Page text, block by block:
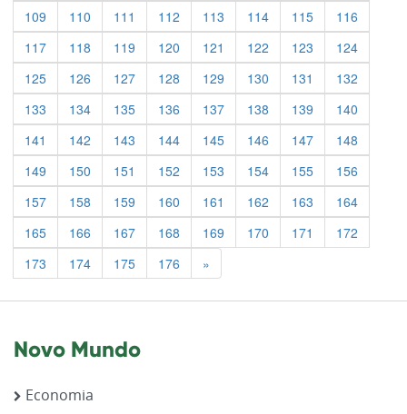
109
110 111 112 113 114 115
116
117
118 119 120 121 122 123
124
125
126 127 128 129 130 131
132
133
134 135 136 137 138 139
140
141
142 143 144 145 146 147
148
149
150 151 152 153 154 155
156
157
158 159 160 161 162 163
164
165
166 167 168 169 170 171
172
173
174 175 176 »
Novo Mundo
Economia